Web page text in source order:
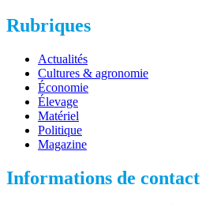
Rubriques
Actualités
Cultures & agronomie
Économie
Élevage
Matériel
Politique
Magazine
Informations de contact